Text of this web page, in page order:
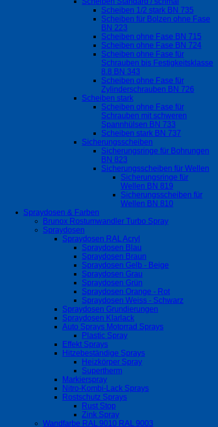
Scheiben 1/2 stark BN 735
Scheiben für Bolzen ohne Fase
BN 223
Scheiben ohne Fase BN 715
Scheiben ohne Fase BN 724
Scheiben ohne Fase für
Schrauben bis Festigkeitsklasse
8.8 BN 343
Scheiben ohne Fase für
Zylinderschrauben BN 726
Scheiben stark
Scheiben ohne Fase für
Schrauben mit schweren
Spannhülsen BN 733
Scheiben stark BN 737
Sicherungsscheiben
Sicherungsringe für Bohrungen
BN 823
Sicherungsscheiben für Wellen
Sicherungsringe für
Wellen BN 819
Sicherungsscheiben für
Wellen BN 810
Spraydosen & Farben
Brunox Rostumwandler Turbo Spray
Spraydosen
Spraydosen RAL Acryl
Spraydosen Blau
Spraydosen Braun
Spraydosen Gelb - Beige
Spraydosen Grau
Spraydosen Grün
Spraydosen Orange - Rot
Spraydosen Weiss - Schwarz
Spraydosen Grundierungen
Spraydosen Klarlack
Auto Sprays Motorrad Sprays
Plastic Spray
Effekt Sprays
Hitzebeständige Sprays
Heizkörper Spray
Supertherm
Markierspray
Nitro-Kombi-Lack Sprays
Rostschutz Sprays
Rust Stop
Zink Spray
Wandfarbe RAL 9010 RAL 9003